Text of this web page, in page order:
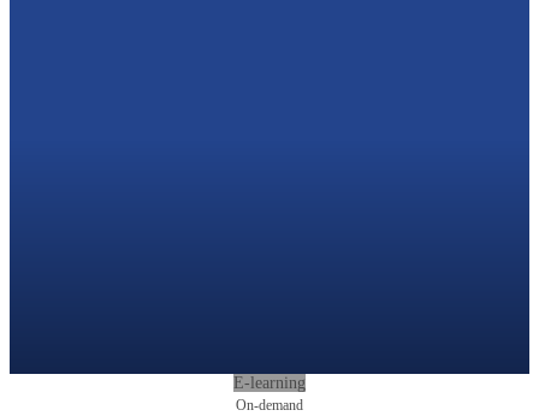
E-learning
On-demand